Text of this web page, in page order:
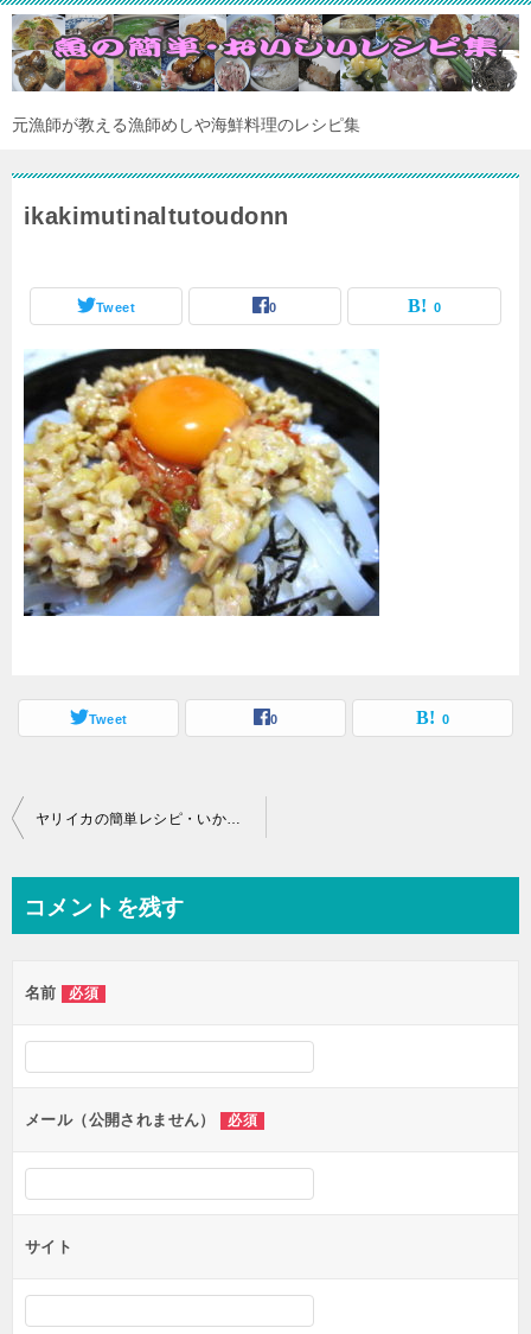
元漁師が教える漁師めしや海鮮料理のレシピ集
ikakimutinaltutoudonn
Tweet 0 0
Tweet 0 0
投
ビ
ー
シ
ョ
ン
ヤリイカの簡単レシピ・いか納豆パスタ
コメントを残す
名前 必須
メール（公開されません） 必須
サイト